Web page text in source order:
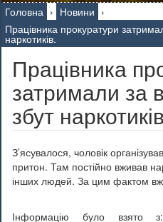
Головна › Новини ›
Працівника прокуратури
наркотиків.
Працівника
затримали за
збут
З’ясувалося, чоловік
притон. Там постійно вживав
інших людей. За цим фактом
Інформацію було взято з: